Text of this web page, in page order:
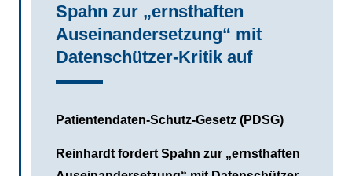
Spahn zur „ernsthaften
Auseinandersetzung“ mit
Datenschützer-Kritik auf
Patientendaten-Schutz-Gesetz (PDSG)
Reinhardt fordert Spahn zur „ernsthaften